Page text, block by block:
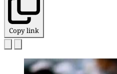
Copy link